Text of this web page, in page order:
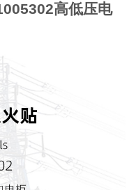
高低压电